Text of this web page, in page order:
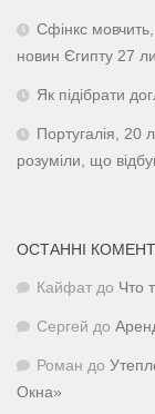
Сфінкс
новин Єгипту 27
Як підібрати
Португалія, 20
розуміли, що
ОСТАННІ
Кайфат до Что
Сергей до
Роман до
Окна»